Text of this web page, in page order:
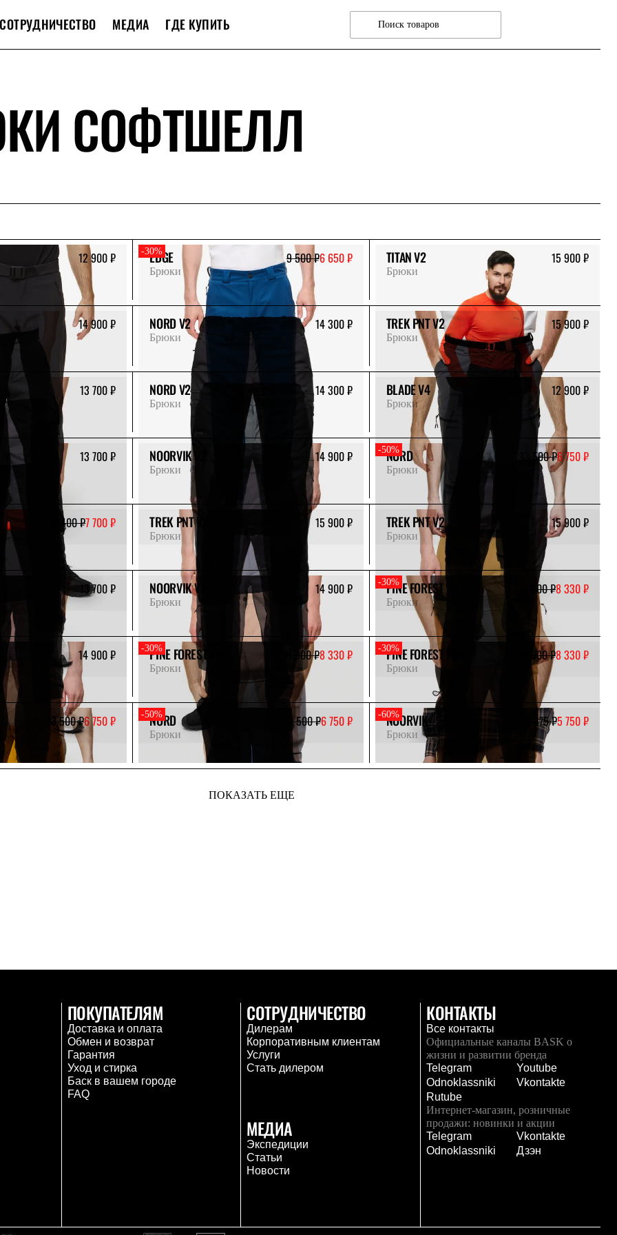
СОТРУДНИЧЕСТВО МЕДИА ГДЕ КУПИТЬ
СОФТШЕЛЛ
12 900 ₽ -30%
EDGE
Брюки
9 500 ₽6 650 ₽ TITAN V2
Брюки
15 900 ₽
14 900 ₽ NORD V2
Брюки
14 300 ₽ TREK PNT V2
Брюки
15 900 ₽
13 700 ₽ NORD V2
Брюки
14 300 ₽ BLADE V4
Брюки
12 900 ₽
13 700 ₽ NOORVIK V2
Брюки
14 900 ₽ -50%
NORD
Брюки
13 500 ₽6 750 ₽
15 400 ₽7 700 ₽ TREK PNT V2
Брюки
15 900 ₽ TREK PNT V2
Брюки
15 900 ₽
13 700 ₽ NOORVIK V2
Брюки
14 900 ₽ -30%
PINE FOREST PNT
Брюки
11 900 ₽8 330 ₽
14 900 ₽ -30%
PINE FOREST PNT
Брюки
11 900 ₽8 330 ₽ -30%
PINE FOREST PNT
Брюки
11 900 ₽8 330 ₽
13 500 ₽6 750 ₽ -50%
NORD
Брюки
13 500 ₽6 750 ₽ -60%
NOORVIK
Брюки
14 375 ₽5 750 ₽
ПОКАЗАТЬ ЕЩЕ
ПОКУПАТЕЛЯМ
Доставка и оплата
Обмен и возврат
Гарантия
Уход и стирка
Баск в вашем городе
FAQ
СОТРУДНИЧЕСТВО
Дилерам
Корпоративным клиентам
Услуги
Стать дилером
МЕДИА
Экспедиции
Статьи
Новости
КОНТАКТЫ
Все контакты
Официальные каналы BASK о
жизни и развитии бренда
Telegram
Youtube
Odnoklassniki
Vkontakte
Rutube
Интернет-магазин, розничные
продажи: новинки и акции
Telegram
Vkontakte
Odnoklassniki
Дзэн